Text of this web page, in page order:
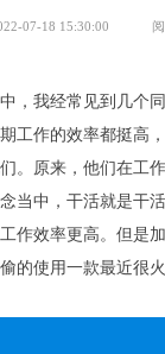
07-18 15:30:00
，我经常见到几个
工作的效率都挺高
。原来，他们在工作
当中，干活就是干
作效率更高。但是
的使用一款最近很